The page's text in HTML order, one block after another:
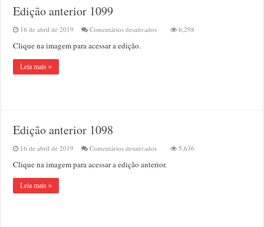
Edição anterior 1099
16 de abril de 2019 Comentários desativadosem
6,298
Clique na imagem para acessar a edição.
Leia mais »
Edição anterior 1098
16 de abril de 2019 Comentários desativadosem
anterior
5,636
Clique na imagem para acessar a edição anterior.
Leia mais »